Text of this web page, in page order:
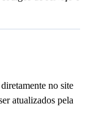
no site
atualizados pela